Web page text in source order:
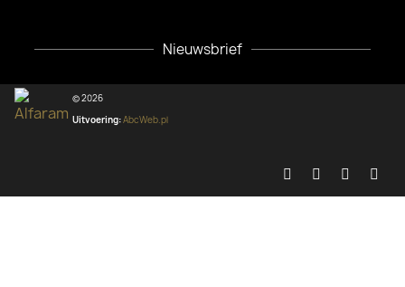
Nieuwsbrief
© 2026
Uitvoering:AbcWeb.pl